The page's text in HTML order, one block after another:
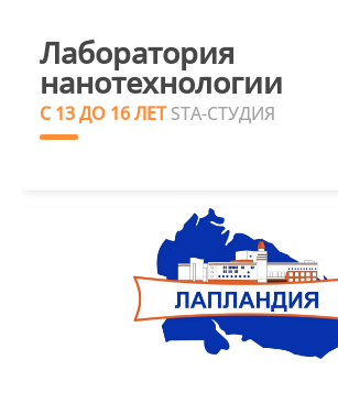
Лаборатория
нанотехнологии
С 13 ДО 16 ЛЕТSTA-СТУДИЯ